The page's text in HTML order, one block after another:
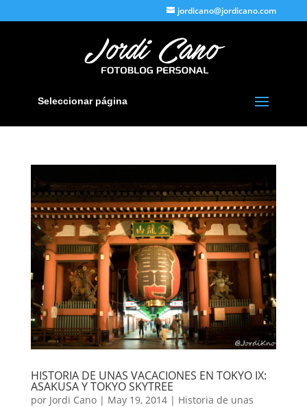
jordicano@jordicano.com
Seleccionar página
HISTORIA DE UNAS VACACIONES EN TOKYO IX:
ASAKUSA Y TOKYO SKYTREE
por Jordi Cano| May 19, 2014| Historia de unas